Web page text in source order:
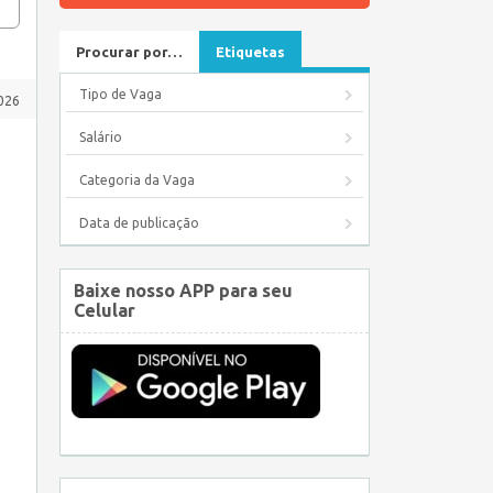
Procurar por… Etiquetas
Tipo de Vaga
Salário
Categoria da Vaga
Data de publicação
Baixe nosso APP para seu
Celular